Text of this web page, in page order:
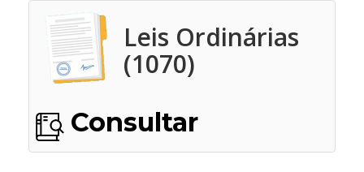
Leis Ordinárias
(1070)
Consultar